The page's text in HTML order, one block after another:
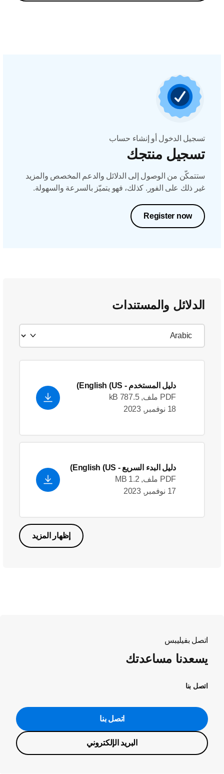
تسجيل الدخول أو إنشاء حساب
تسجيل منتجك
ستتمكّن من الوصول إلى الدلائل والدعم المخصص والمزيد
غير ذلك على الفور. كذلك، فهو يتميّز بالسرعة والسهولة.
Register now
الدلائل والمستندات
دليل المستخدم- English (US)
PDF ملف, 787.5 kB
18 نوفمبر, 2023
دليل البدء السريع- English (US)
PDF ملف, 1.2 MB
17 نوفمبر, 2023
إظهار المزيد
اتصل بفيليبس
يسعدنا مساعدتك
اتصل بنا
اتصل بنا
البريد الإلكتروني